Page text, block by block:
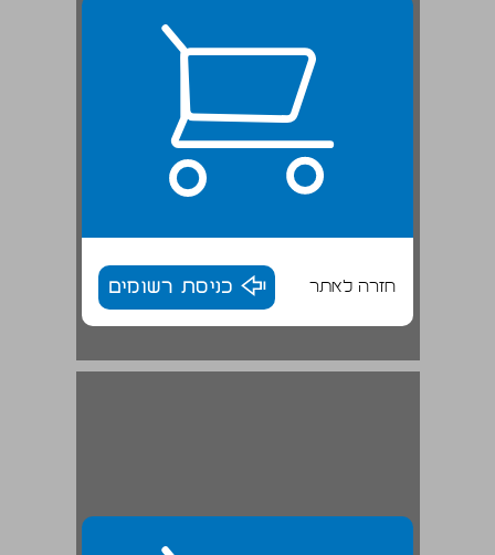
חזרה לאתר כניסת רשומים